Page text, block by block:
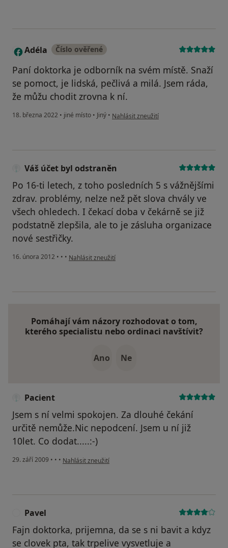
A Adéla Číslo ověřené
Paní doktorka je odborník na svém místě. Snaží
se pomoct, je lidská, pečlivá a milá. Jsem ráda,
že můžu chodit zrovna k ní.
18. března 2022 • jiné místo • Jiný • podle názoru uživatele Adéla
Nahlásit zneužití
Váš účet byl odstraněn
Po 16-ti letech, z toho posledních 5 s vážnějšími
zdrav. problémy, nelze než pět slova chvály ve
všech ohledech. I čekací doba v čekárně se již
podstatně zlepšila, ale to je zásluha organizace
nové sestřičky.
16. února 2012 • • • podle názoru uživatele Váš účet byl odstraněn
Nahlásit zneužití
Pomáhají vám názory rozhodovat o tom,
kterého specialistu nebo ordinaci navštívit?
Ano Ne
Pacient
Jsem s ní velmi spokojen. Za dlouhé čekání
určitě nemůže.Nic nepodcení. Jsem u ní již
10let. Co dodat.....:-)
29. září 2009 • • • podle názoru uživatele Pacient
Nahlásit zneužití
Pavel
Fajn doktorka, prijemna, da se s ni bavit a kdyz
se clovek pta, tak trpelive vysvetluje a